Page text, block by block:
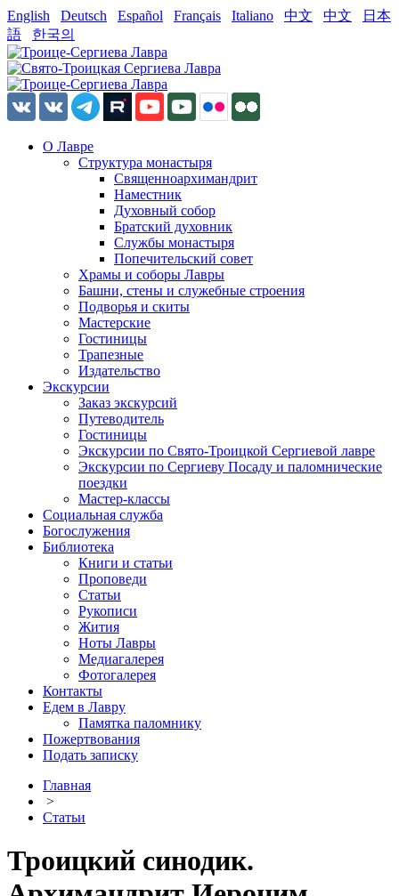
English Deutsch Español Français Italiano 中文 中文
日本
語
한국의
О Лавре
Структура монастыря
Священноархимандрит
Наместник
Духовный собор
Братский духовник
Службы монастыря
Попечительский совет
Храмы и соборы Лавры
Башни, стены и служебные строения
Подворья и скиты
Мастерские
Гостиницы
Трапезные
Издательство
Экскурсии
Заказ экскурсий
Путеводитель
Гостиницы
Экскурсии по Свято-Троицкой Сергиевой лавре
Экскурсии по Сергиеву Посаду и паломнические
поездки
Мастер-классы
Социальная служба
Богослужения
Библиотека
Книги и статьи
Проповеди
Статьи
Рукописи
Жития
Ноты Лавры
Медиагалерея
Фотогалерея
Контакты
Едем в Лавру
Памятка паломнику
Пожертвования
Подать записку
Главная
>
Статьи
Троицкий синодик.